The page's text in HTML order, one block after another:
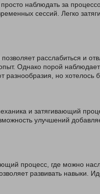
наблюдать за
сессий. Легко
расслабиться и
Однако порой
но хотелось
и затягивающий
улучшений
процесс, где можно
развивать навыки.